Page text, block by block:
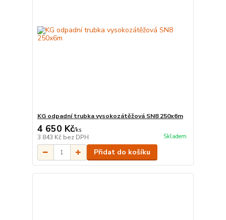
KG odpadní trubka vysokozátěžová SN8 250x6m
4 650 Kč/ks
3 843 Kč bez DPH Skladem
Přidat do košíku